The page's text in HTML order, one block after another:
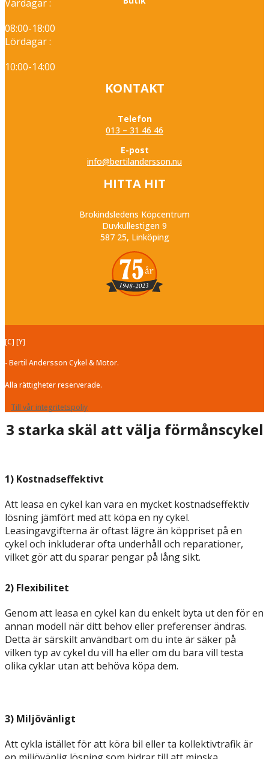
Vardagar :
08:00-18:00
Lördagar :
10:00-14:00
KONTAKT
Telefon
013 – 31 46 46
E-post
info@bertilandersson.nu
HITTA HIT
Brokindsledens Köpcentrum
Duvkullestigen 9
587 25, Linköping
[C] [Y]
- Bertil Andersson Cykel & Motor.
Alla rättigheter reserverade.
Till vår integritetspoliy
3 starka skäl att välja förmånscykel
1) Kostnadseffektivt
Att leasa en cykel kan vara en mycket kostnadseffektiv
lösning jämfört med att köpa en ny cykel.
Leasingavgifterna är oftast lägre än köppriset på en
cykel och inkluderar ofta underhåll och reparationer,
vilket gör att du sparar pengar på lång sikt.
2) Flexibilitet
Genom att leasa en cykel kan du enkelt byta ut den för en
annan modell när ditt behov eller preferenser ändras.
Detta är särskilt användbart om du inte är säker på
vilken typ av cykel du vill ha eller om du bara vill testa
olika cyklar utan att behöva köpa dem.
3) Miljövänligt
Att cykla istället för att köra bil eller ta kollektivtrafik är